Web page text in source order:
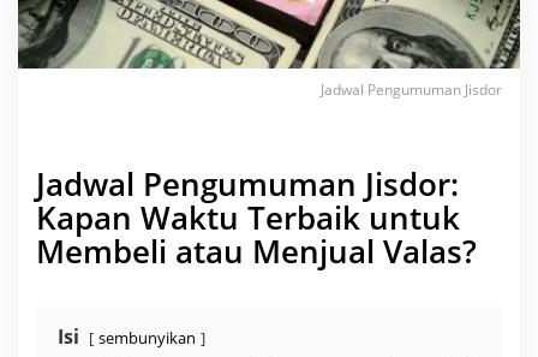
p
n
W
r
b
a
i
k
u
k
Jadwal Pengumuman Jisdor
Jadwal Pengumuman Jisdor:
Kapan Waktu Terbaik untuk
Membeli atau Menjual Valas?
Isi sembunyikan